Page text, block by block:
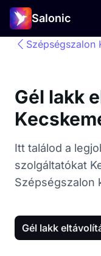
Salonic
Szépségszalon
Gél lakk
Itt találod a
szolgáltatókat
Szépségszalon
Gél lakk